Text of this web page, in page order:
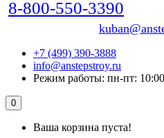
8-800-550-3390
+7 (499) 390-3888
info@anstepstroy.ru
Режим работы: пн-пт:
0
Ваша корзина пуста!